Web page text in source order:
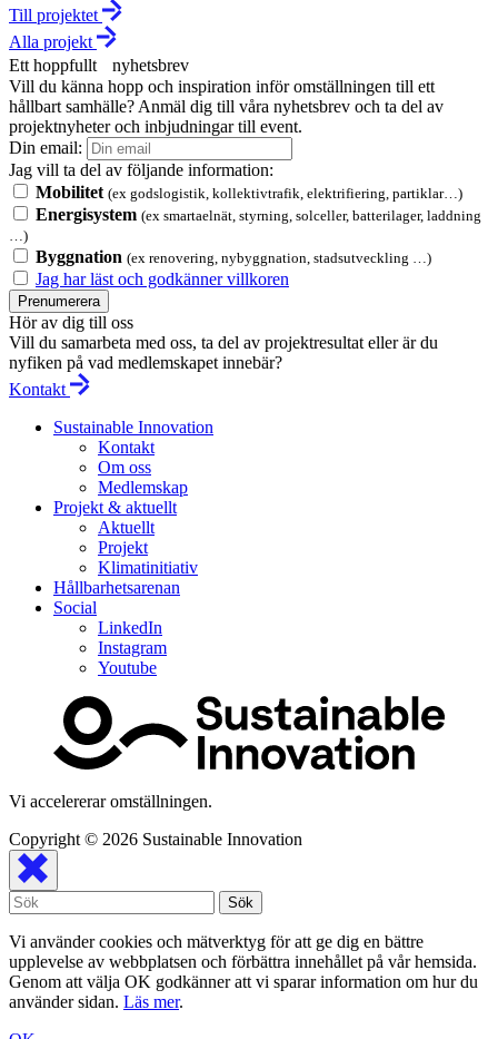
Till projektet
Alla projekt
Ett hoppfullt nyhetsbrev
Vill du känna hopp och inspiration inför omställningen till ett
hållbart samhälle? Anmäl dig till våra nyhetsbrev och ta del av
projektnyheter och inbjudningar till event.
Din email:
Jag vill ta del av följande information:
Mobilitet (ex godslogistik, kollektivtrafik, elektrifiering, partiklar…)
Energisystem (ex smartaelnät, styrning, solceller, batterilager, laddning
…)
Byggnation (ex renovering, nybyggnation, stadsutveckling …)
Jag har läst och godkänner villkoren
Prenumerera
Hör av dig till oss
Vill du samarbeta med oss, ta del av projektresultat eller är du
nyfiken på vad medlemskapet innebär?
Kontakt
Sustainable Innovation
Kontakt
Om oss
Medlemskap
Projekt & aktuellt
Aktuellt
Projekt
Klimatinitiativ
Hållbarhetsarenan
Social
LinkedIn
Instagram
Youtube
Vi accelererar omställningen.
Copyright © 2026 Sustainable Innovation
Vi använder cookies och mätverktyg för att ge dig en bättre
upplevelse av webbplatsen och förbättra innehållet på vår hemsida.
Genom att välja OK godkänner att vi sparar information om hur du
använder sidan. Läs mer.